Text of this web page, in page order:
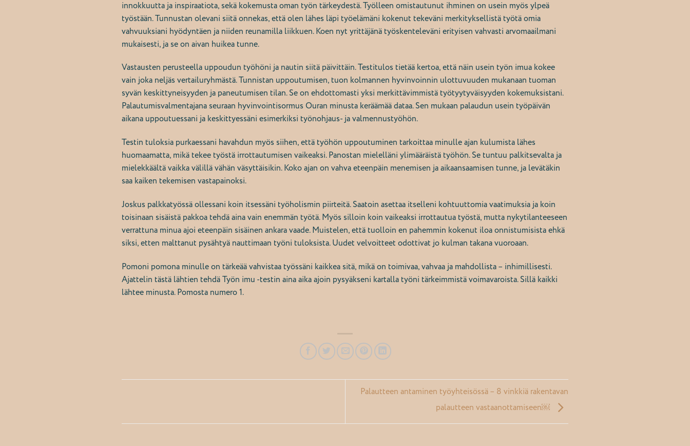
innokkuutta ja inspiraatiota, sekä kokemusta oman työn tärkeydestä. Työlleen omistautunut ihminen on usein myös ylpeä
työstään. Tunnustan olevani siitä onnekas, että olen lähes läpi työelämäni kokenut tekeväni merkityksellistä työtä omia
vahvuuksiani hyödyntäen ja niiden reunamilla liikkuen. Koen nyt yrittäjänä työskenteleväni erityisen vahvasti arvomaailmani
mukaisesti, ja se on aivan huikea tunne.
Vastausten perusteella uppoudun työhöni ja nautin siitä päivittäin. Testitulos tietää kertoa, että näin usein työn imua kokee
vain joka neljäs vertailuryhmästä. Tunnistan uppoutumisen, tuon kolmannen hyvinvoinnin ulottuvuuden mukanaan tuoman
syvän keskittyneisyyden ja paneutumisen tilan. Se on ehdottomasti yksi merkittävimmistä työtyytyväisyyden kokemuksistani.
Palautumisvalmentajana seuraan hyvinvointisormus Ouran minusta keräämää dataa. Sen mukaan palaudun usein työpäivän
aikana uppoutuessani ja keskittyessäni esimerkiksi työnohjaus- ja valmennustyöhön.
Testin tuloksia purkaessani havahdun myös siihen, että työhön uppoutuminen tarkoittaa minulle ajan kulumista lähes
huomaamatta, mikä tekee työstä irrottautumisen vaikeaksi. Panostan mielelläni ylimääräistä työhön. Se tuntuu palkitsevalta ja
mielekkäältä vaikka välillä vähän väsyttäisikin. Koko ajan on vahva eteenpäin menemisen ja aikaansaamisen tunne, ja levätäkin
saa kaiken tekemisen vastapainoksi.
Joskus palkkatyössä ollessani koin itsessäni työholismin piirteitä. Saatoin asettaa itselleni kohtuuttomia vaatimuksia ja koin
toisinaan sisäistä pakkoa tehdä aina vain enemmän työtä. Myös silloin koin vaikeaksi irrottautua työstä, mutta nykytilanteeseen
verrattuna minua ajoi eteenpäin sisäinen ankara vaade. Muistelen, että tuolloin en pahemmin kokenut iloa onnistumisista ehkä
siksi, etten malttanut pysähtyä nauttimaan työni tuloksista. Uudet velvoitteet odottivat jo kulman takana vuoroaan.
Pomoni pomona minulle on tärkeää vahvistaa työssäni kaikkea sitä, mikä on toimivaa, vahvaa ja mahdollista – inhimillisesti.
Ajattelin tästä lähtien tehdä Työn imu -testin aina aika ajoin pysyäkseni kartalla työni tärkeimmistä voimavaroista. Sillä kaikki
lähtee minusta. Pomosta numero 1.
Palautteen antaminen työyhteisössä – 8 vinkkiä rakentavan
palautteen vastaanottamiseen￼